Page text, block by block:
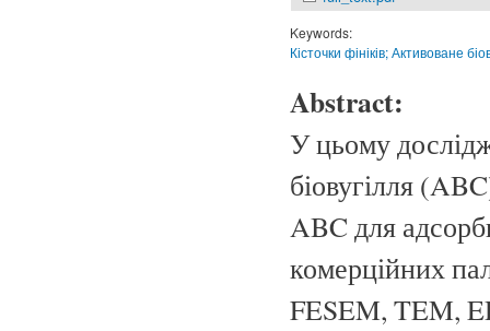
Keywords:
Кісточки фініків; Активоване
Abstract:
У цьому
біовугілля
ABC для
комерційних
FESEM, TEM,